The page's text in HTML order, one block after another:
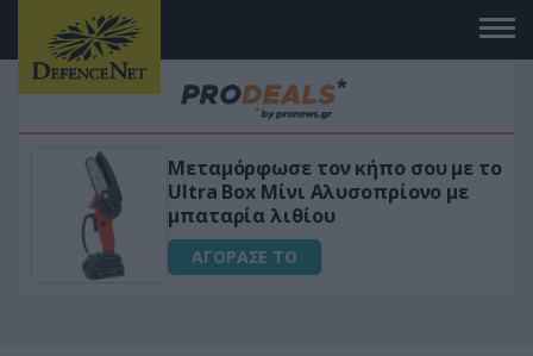
Μεταμόρφωσε τον κήπο σου με το
Ultra Box Μίνι Αλυσοπρίονο με
μπαταρία λιθίου
ΑΓΟΡΑΣΕ ΤΟ